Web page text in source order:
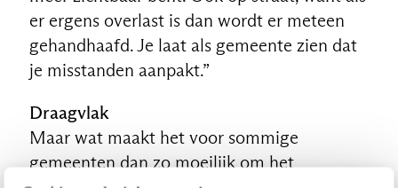
er ergens overlast is dan wordt er meteen
gehandhaafd. Je laat als gemeente zien dat
je misstanden aanpakt.”
Draagvlak
Maar wat maakt het voor sommige
gemeenten dan zo moeilijk om het